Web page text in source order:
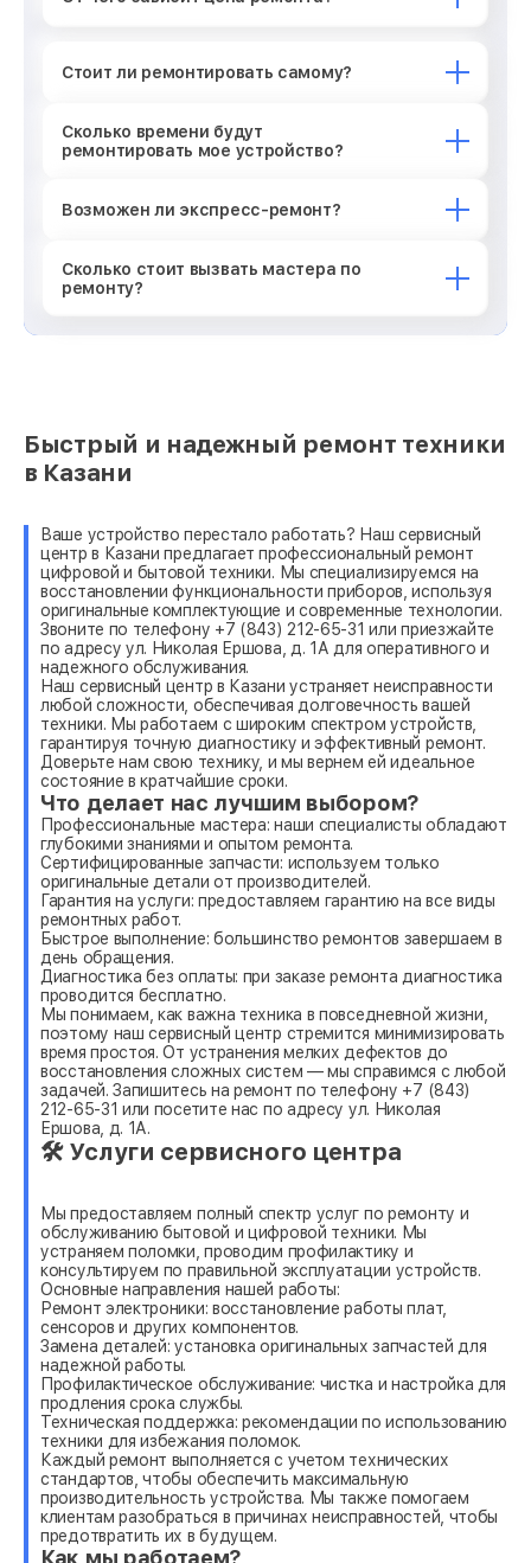
Стоит ли ремонтировать самому?
Сколько времени будут
ремонтировать мое устройство?
Возможен ли экспресс-ремонт?
Сколько стоит вызвать мастера по
ремонту?
Быстрый и надежный ремонт техники
в Казани
Ваше устройство перестало работать? Наш сервисный
центр в Казани предлагает профессиональный ремонт
цифровой и бытовой техники. Мы специализируемся на
восстановлении функциональности приборов, используя
оригинальные комплектующие и современные технологии.
Звоните по телефону +7 (843) 212-65-31 или приезжайте
по адресу ул. Николая Ершова, д. 1А для оперативного и
надежного обслуживания.
Наш сервисный центр в Казани устраняет неисправности
любой сложности, обеспечивая долговечность вашей
техники. Мы работаем с широким спектром устройств,
гарантируя точную диагностику и эффективный ремонт.
Доверьте нам свою технику, и мы вернем ей идеальное
состояние в кратчайшие сроки.
Что делает нас лучшим выбором?
Профессиональные мастера: наши специалисты обладают
глубокими знаниями и опытом ремонта.
Сертифицированные запчасти: используем только
оригинальные детали от производителей.
Гарантия на услуги: предоставляем гарантию на все виды
ремонтных работ.
Быстрое выполнение: большинство ремонтов завершаем в
день обращения.
Диагностика без оплаты: при заказе ремонта диагностика
проводится бесплатно.
Мы понимаем, как важна техника в повседневной жизни,
поэтому наш сервисный центр стремится минимизировать
время простоя. От устранения мелких дефектов до
восстановления сложных систем — мы справимся с любой
задачей. Запишитесь на ремонт по телефону +7 (843)
212-65-31 или посетите нас по адресу ул. Николая
Ершова, д. 1А.
🛠 Услуги сервисного центра
Мы предоставляем полный спектр услуг по ремонту и
обслуживанию бытовой и цифровой техники. Мы
устраняем поломки, проводим профилактику и
консультируем по правильной эксплуатации устройств.
Основные направления нашей работы:
Ремонт электроники: восстановление работы плат,
сенсоров и других компонентов.
Замена деталей: установка оригинальных запчастей для
надежной работы.
Профилактическое обслуживание: чистка и настройка для
продления срока службы.
Техническая поддержка: рекомендации по использованию
техники для избежания поломок.
Каждый ремонт выполняется с учетом технических
стандартов, чтобы обеспечить максимальную
производительность устройства. Мы также помогаем
клиентам разобраться в причинах неисправностей, чтобы
предотвратить их в будущем.
Как мы работаем?